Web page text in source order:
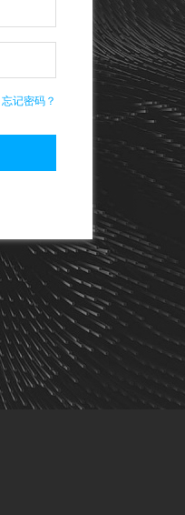
忘记密码？